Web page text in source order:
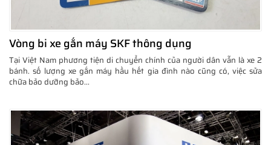
Vòng bi xe gắn máy SKF thông dụng
Tại Việt Nam phương tiện di chuyển chính của người dân vẫn là xe 2
bánh. số lượng xe gắn máy hầu hết gia đình nào cũng có, việc sửa
chữa bảo dưỡng bảo...